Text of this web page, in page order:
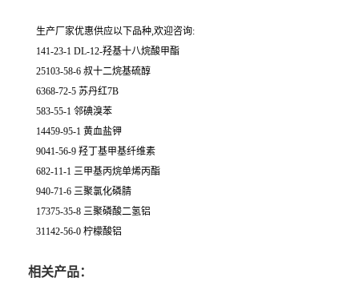
生产厂家优惠供应以下品种,欢迎咨询:
141-23-1 DL-12-羟基十八烷酸甲酯
25103-58-6 叔十二烷基硫醇
6368-72-5 苏丹红7B
583-55-1 邻碘溴苯
14459-95-1 黄血盐钾
9041-56-9 羟丁基甲基纤维素
682-11-1 三甲基丙烷单烯丙酯
940-71-6 三聚氯化磷腈
17375-35-8 三聚磷酸二氢铝
31142-56-0 柠檬酸铝
相关产品：